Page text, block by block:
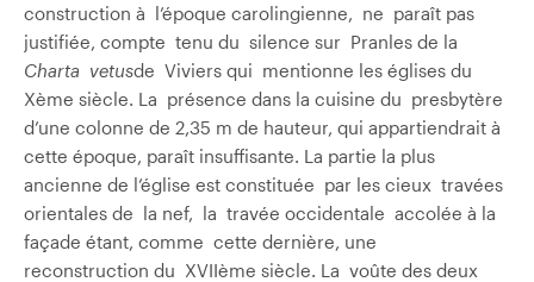
construction à l’époque carolingienne, ne paraît pas
justifiée, compte tenu du silence sur Pranles de la
Charta vetusde Viviers qui mentionne les églises du
Xème siècle. La présence dans la cuisine du presbytère
d’une colonne de 2,35 m de hauteur, qui appartiendrait à
cette époque, paraît insuffisante. La partie la plus
ancienne de l’église est constituée par les cieux travées
orientales de la nef, la travée occidentale accolée à la
façade étant, comme cette dernière, une
reconstruction du XVIIème siècle. La voûte des deux